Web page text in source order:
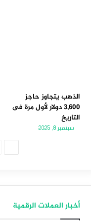
الذهب يتجاوز حاجز
3,600 دولار لأول مرة فى
التاريخ
سبتمبر 8, 2025
أخبار العملات الرقمية